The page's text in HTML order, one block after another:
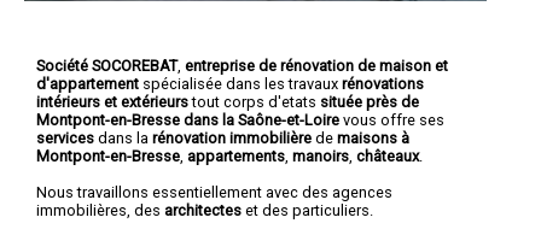
Société SOCOREBAT, entreprise de rénovation de maison et
d'appartement spécialisée dans les travaux rénovations
intérieurs et extérieurstout corps d'etats située près de
Montpont-en-Bresse dans la Saône-et-Loire vous offre ses
services dans la rénovation immobilière de maisons à
Montpont-en-Bresse appartements manoirs châteaux.
Nous travaillons essentiellement avec des agences
immobilières, des architectes et des particuliers.